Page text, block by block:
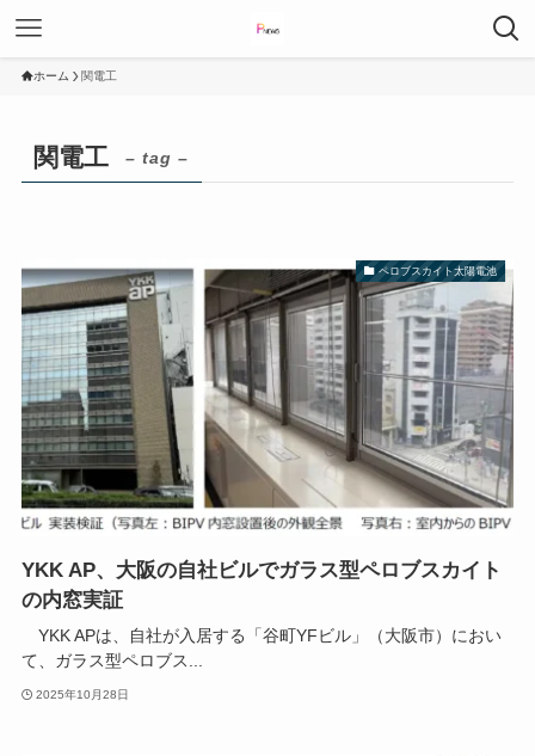
ホーム 関電工
関電工 – tag –
ペロブスカイト太陽電池
YKK AP、大阪の自社ビルでガラス型ペロブスカイト
の内窓実証
YKK APは、自社が入居する「谷町YFビル」（大阪市）におい
て、ガラス型ペロブス...
2025年10月28日